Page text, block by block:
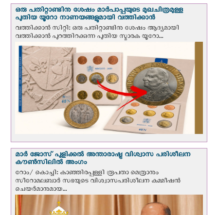
ഒരു പതിറ്റാണ്ടിനു ശേഷം മാർപാപ്പയുടെ മുഖചിത്രമുള്ള
പുതിയ യൂറോ നാണയങ്ങളുമായി വത്തിക്കാന്‍
വത്തിക്കാന്‍ സിറ്റി: ഒരു പതിറ്റാണ്ടിനു ശേഷം ആദ്യമായി
വത്തിക്കാൻ പുറത്തിറക്കുന്ന പുതിയ സ്മാരക യൂറോ...
മാർ ജോസ് പുളിക്കൽ അന്താരാഷ്ട്ര വിശ്വാസ പരിശീലന
കൗൺസിലിൽ അംഗം
റോം/ കൊച്ചി: കാഞ്ഞിരപ്പള്ളി രൂപതാ മെത്രാനും
സീറോമലബാർ സഭയുടെ വിശ്വാസപരിശീലന കമ്മീഷൻ
ചെയർമാനുമായ...